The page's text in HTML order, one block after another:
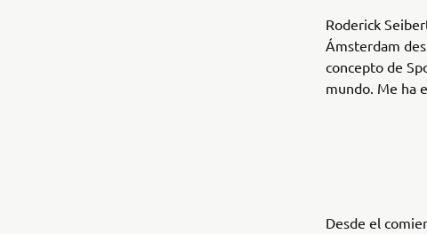
Roderick
Ámsterdam
concepto de
mundo. Me ha
Desde el